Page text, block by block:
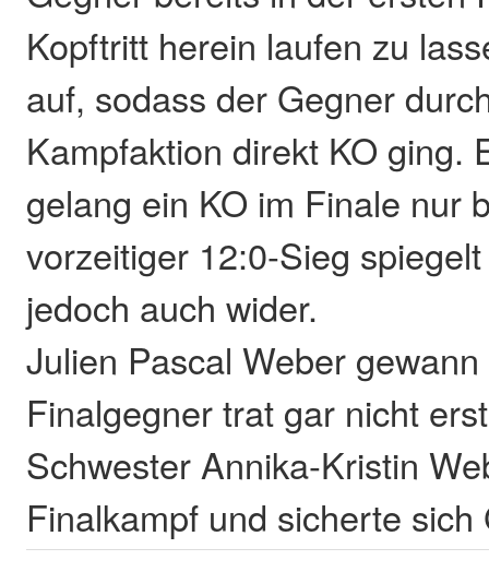
Kopftritt herein laufen zu
auf, sodass der Gegner
Kampfaktion direkt KO ging.
gelang ein KO im Finale nur
vorzeitiger 12:0-Sieg
jedoch auch wider.
Julien Pascal Weber
Finalgegner trat gar nicht
Schwester Annika-Kristin
Finalkampf und sicherte sich